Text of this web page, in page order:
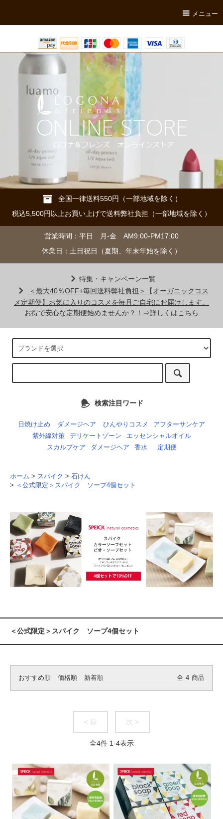
メニュー
全国一律送料550円（一部地域を除く）
税込5,500円以上お買い上げで送料弊社負担（一部地域を除く）
営業時間：平日 月-金 AM9:00-PM17:00
休業日：土日祝日（夏期、年末年始を除く）
特集・キャンペーン一覧
＜最大40％OFF+毎回送料弊社負担＞【オーガニックコス
メ定期便】お気に入りのコスメを毎月ご自宅にお届けします。
お得で安心な定期便始めませんか？！⇒詳しくはこちら
検索注目ワード
日焼け止め ダメージヘア ひんやりコスメ
アフターサンケア
紫外線対策
デリケートゾーン
エッセンシャルオイル
スカルプケア
ダメージヘア 香水 定期便
ホーム > スパイク > 石けん
> ＜公式限定＞スパイク ソープ4個セット
＜公式限定＞スパイク ソープ4個セット
おすすめ順 価格順 新着順 全 4 商品
< 前 次 >
全4件 1-4表示